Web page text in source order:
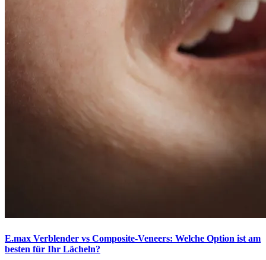
E.max Verblender vs Composite-Veneers: Welche Option ist am
besten für Ihr Lächeln?